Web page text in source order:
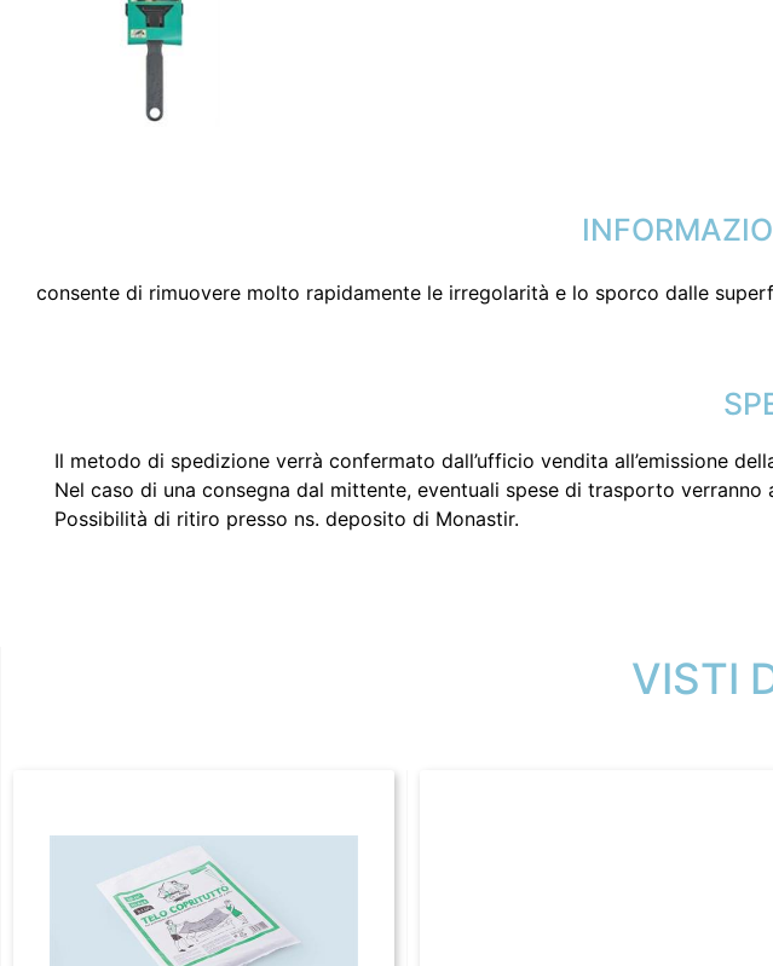
consente di rimuovere molto rapidamente le irregolarità e lo sporco dalle
Il metodo di spedizione verrà confermato dall’ufficio vendita all’emissione
Nel caso di una consegna dal mittente, eventuali spese di trasporto verranno
Possibilità di ritiro presso ns. deposito di Monastir.
VISTI